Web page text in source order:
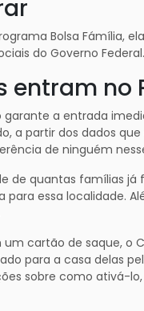
Bolsa Fámília,
do Governo Federal.
entram no
a entrada
a partir dos dados
de ninguém
de quantas famílias
essa localidade.
cartão de saque, o
para a casa delas
sobre como ativá-lo,